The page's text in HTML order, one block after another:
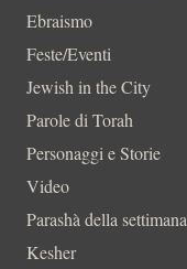
Ebraismo
Feste/Eventi
Jewish in the City
Parole di Torah
Personaggi e Storie
Video
Parashà della settimana
Kesher